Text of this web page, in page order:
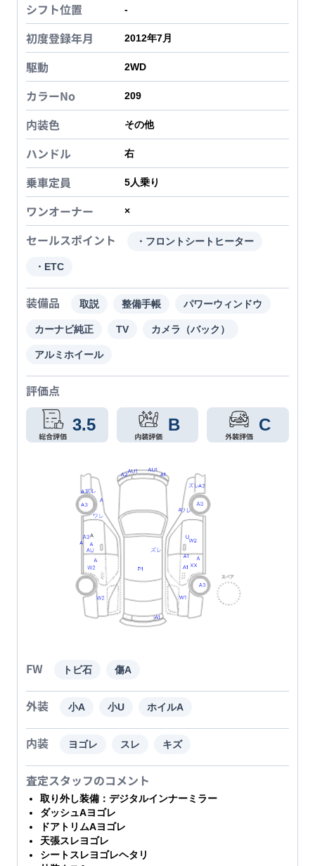
シフト位置 -
初度登録年月 2012年7月
駆動 2WD
カラーNo 209
内装色 その他
ハンドル 右
乗車定員 5人乗り
ワンオーナー ×
セールスポイント ・フロントシートヒーター
・ETC
装備品 取説 整備手帳 パワーウィンドウ
カーナビ純正 TV カメラ（バック）
アルミホイール
評価点
3.5 B C
FW トビ石 傷A
外装 小A 小U ホイルA
内装 ヨゴレ スレ キズ
査定スタッフのコメント
取り外し装備：デジタルインナーミラー
ダッシュAヨゴレ
ドアトリムAヨゴレ
天張スレヨゴレ
シートスレヨゴレヘタリ